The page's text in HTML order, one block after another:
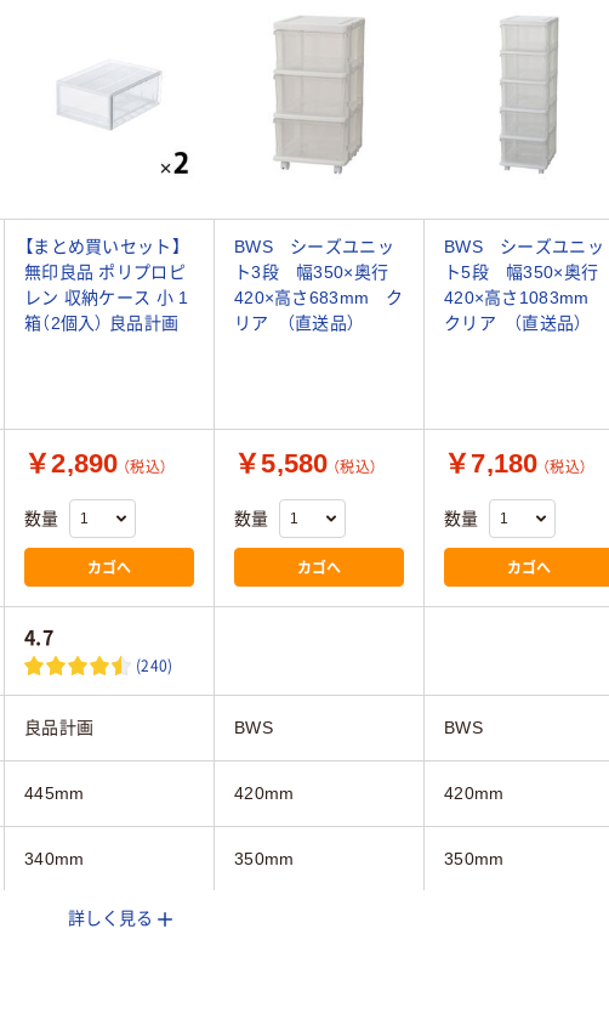
【まとめ買いセット】
無印良品 ポリプロピ
レン 収納ケース 小 1
箱（2個入） 良品計画
BWS シーズユニッ
ト3段 幅350×奥行
420×高さ683mm ク
リア （直送品）
BWS シーズユニッ
ト5段 幅350×奥行
420×高さ1083mm
クリア （直送品）
￥2,890 （税込）
数量
カゴへ
￥5,580 （税込）
数量
カゴへ
￥7,180 （税込）
数量
カゴへ
4.7
(240)
良品計画 BWS BWS
445mm 420mm 420mm
340mm 350mm 350mm
180mm詳しく見る